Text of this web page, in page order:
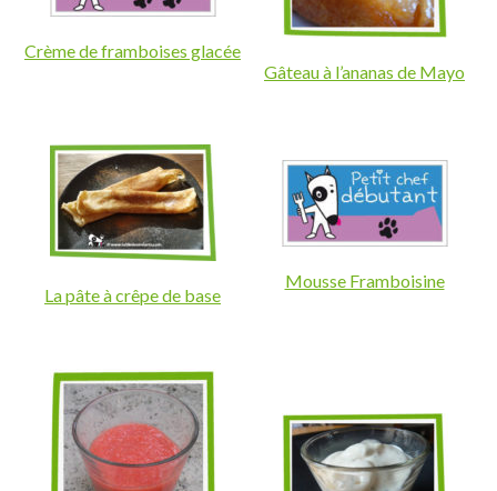
Crème de framboises glacée
Gâteau à l’ananas de Mayo
La pâte à crêpe de base
Mousse Framboisine